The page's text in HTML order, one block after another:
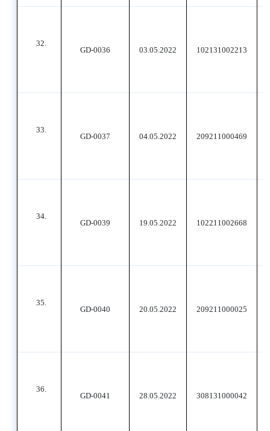
32.
GD-0036 03.05.2022 102131002213
33.
GD-0037 04.05.2022 209211000469
34.
GD-0039 19.05.2022 102211002668
35.
GD-0040 20.05.2022 209211000025
36.
GD-0041 28.05.2022 308131000042